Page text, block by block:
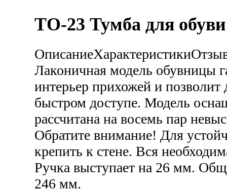
ТО-23 Тумба для
ОписаниеХарактеристики
Лаконичная модель обувницы
интерьер прихожей и позволит
быстром доступе. Модель
рассчитана на восемь пар
Обратите внимание! Для
крепить к стене. Вся
Ручка выступает на 26 мм.
246 мм.